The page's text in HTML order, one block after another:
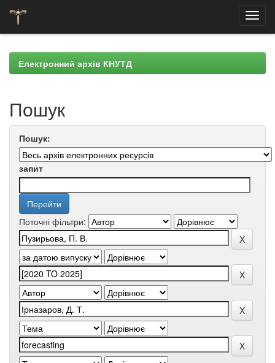
navigationЕлектронний архів КНУТД
Пошук
Пошук:
запит
Поточні фільтри: